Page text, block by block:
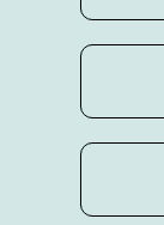
00:01:19:
die arbeitet
00:01:25: